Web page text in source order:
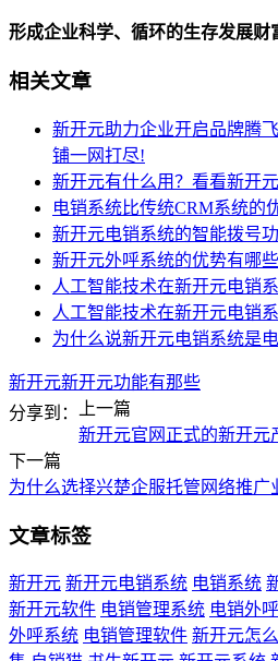
形成企业科学、循环的生存发展财
相关文章
新开元助力企业开启品牌腾
铺一网打尽!
新开元有什么用？看看新开
电销系统比传统CRM系统的
新开元电销系统的智能拨号
新开元外呼系统的优势有哪些
人工智能技术在新开元电销
人工智能技术在新开元电销
为什么说新开元电销系统是
新开元新开元功能有那些
分享到：
上一篇
新开元官网正式的新开元
下一篇
为什么选择兴楚企服托管网络推广
文章标签
新开元 新开元电销系统 电销系统
新开元软件 电销管理系统 电销外
外呼系统 电销管理软件 新开元怎